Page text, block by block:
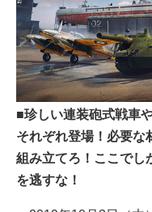
■珍しい連装砲式戦車
それぞれ登場！必要な
組み立てろ！ここでし
を逃すな！